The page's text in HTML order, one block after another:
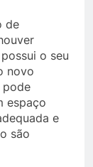
de
o seu
novo
pode
espaço
e
são